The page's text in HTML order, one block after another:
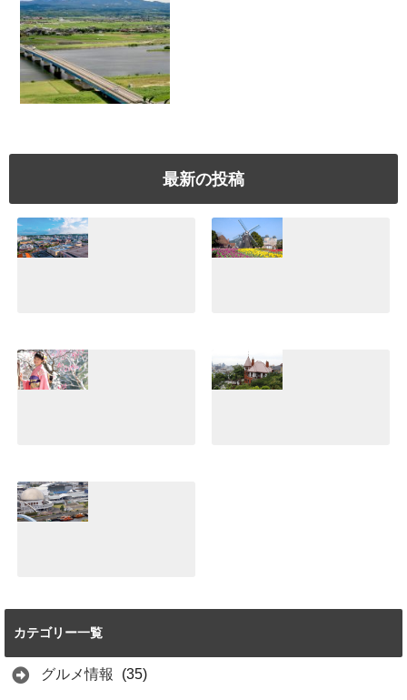
最新の投稿
でぜひ行きたいシ
ョッピングスポッ
トはココだ♪
ーマパークの魅
力！誰と行っても
楽しめてすご
き♪レンタルショ
ップとおすすめグ
ルメ紹介
はイルカショーと
2021.06.15
カテゴリー一覧
グルメ情報 (35)